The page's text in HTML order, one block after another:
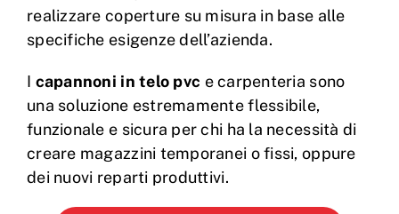
realizzare coperture su misura in base alle
specifiche esigenze dell’azienda.
I capannoni in telo pvc e carpenteria sono
una soluzione estremamente flessibile,
funzionale e sicura per chi ha la necessità di
creare magazzini temporanei o fissi, oppure
dei nuovi reparti produttivi.